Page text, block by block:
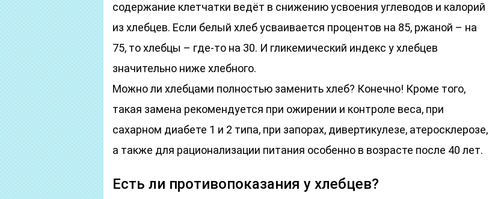
содержание клетчатки ведёт в снижению усвоения углеводов и калорий
из хлебцев. Если белый хлеб усваивается процентов на 85, ржаной – на
75, то хлебцы – где-то на 30. И гликемический индекс у хлебцев
значительно ниже хлебного.
Можно ли хлебцами полностью заменить хлеб? Конечно! Кроме того,
такая замена рекомендуется при ожирении и контроле веса, при
сахарном диабете 1 и 2 типа, при запорах, дивертикулезе, атеросклерозе,
а также для рационализации питания особенно в возрасте после 40 лет.
Есть ли противопоказания у хлебцев?